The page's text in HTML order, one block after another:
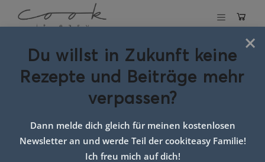
Schlagwort:
Rezept Salat
×
Du willst in Zukunft keine
Rezepte und Beiträge mehr
verpassen?
Dann melde dich gleich für meinen kostenlosen
Newsletter an und werde Teil der cookiteasy Familie!
Ich freu mich auf dich!